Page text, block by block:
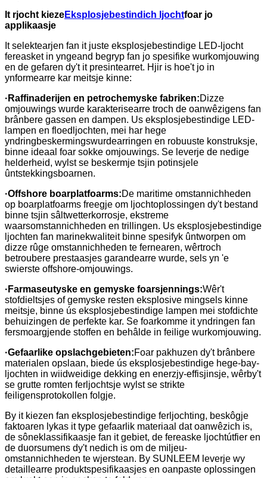
It rjocht kiezeEksplosjebestindich ljochtfoar jo
applikaasje
It selektearjen fan it juste eksplosjebestindige LED-ljocht
fereasket in yngeand begryp fan jo spesifike wurkomjouwing
en de gefaren dy't it presintearret. Hjir is hoe't jo in
ynformearre kar meitsje kinne:
· Raffinaderijen en petrochemyske fabriken:Dizze
omjouwings wurde karakterisearre troch de oanwêzigens fan
brânbere gassen en dampen. Us eksplosjebestindige LED-
lampen en floedljochten, mei har hege
yndringbeskermingswurdearringen en robuuste konstruksje,
binne ideaal foar sokke omjouwings. Se leverje de nedige
helderheid, wylst se beskermje tsjin potinsjele
ûntstekkingsboarnen.
·Offshore boarplatfoarms:De maritime omstannichheden
op boarplatfoarms freegje om ljochtoplossingen dy't bestand
binne tsjin sâltwetterkorrosje, ekstreme
waarsomstannichheden en trillingen. Us eksplosjebestindige
ljochten fan marinekwaliteit binne spesifyk ûntworpen om
dizze rûge omstannichheden te fernearen, wêrtroch
betroubere prestaasjes garandearre wurde, sels yn 'e
swierste offshore-omjouwings.
· Farmaseutyske en gemyske foarsjennings:Wêr't
stofdieltsjes of gemyske resten eksplosive mingsels kinne
meitsje, binne ús eksplosjebestindige lampen mei stofdichte
behuizingen de perfekte kar. Se foarkomme it yndringen fan
fersmoargjende stoffen en behâlde in feilige wurkomjouwing.
·Gefaarlike opslachgebieten:Foar pakhuzen dy't brânbere
materialen opslaan, biede ús eksplosjebestindige hege-bay-
ljochten in wiidweidige dekking en enerzjy-effisjinsje, wêrby't
se grutte romten ferljochtsje wylst se strikte
feiligensprotokollen folgje.
By it kiezen fan eksplosjebestindige ferljochting, beskôgje
faktoaren lykas it type gefaarlik materiaal dat oanwêzich is,
de sôneklassifikaasje fan it gebiet, de fereaske ljochtútfier en
de duorsumens dy't nedich is om de miljeu-
omstannichheden te wjerstean. By SUNLEEM leverje wy
detaillearre produktspesifikaasjes en oanpaste oplossingen